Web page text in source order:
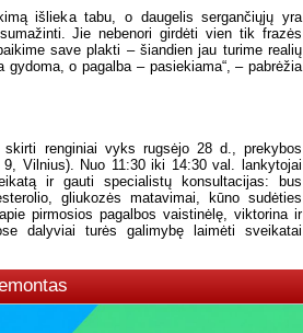
išlieka tabu, o daugelis sergančiųjų yra
Jie nebenori girdėti vien tik frazės
save plakti – šiandien jau turime realių
o pagalba – pasiekiama“, – pabrėžia
renginiai vyks rugsėjo 28 d., prekybos
9, Vilnius). Nuo 11:30 iki 14:30 val. lankytojai
ir gauti specialistų konsultacijas: bus
gliukozės matavimai, kūno sudėties
pirmosios pagalbos vaistinėlę, viktorina ir
dalyviai turės galimybę laimėti sveikatai